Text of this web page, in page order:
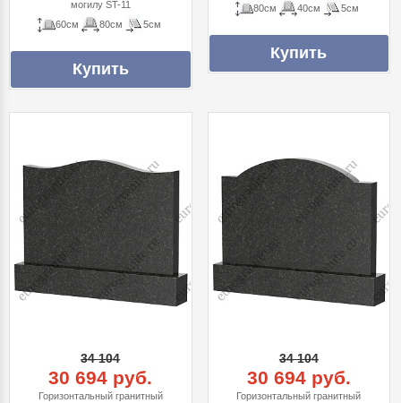
могилу ST-11
60см
80см 5см
80см 40см 5см
34 104
30 694 руб.
Горизонтальный гранитный
34 104
30 694 руб.
Горизонтальный гранитный